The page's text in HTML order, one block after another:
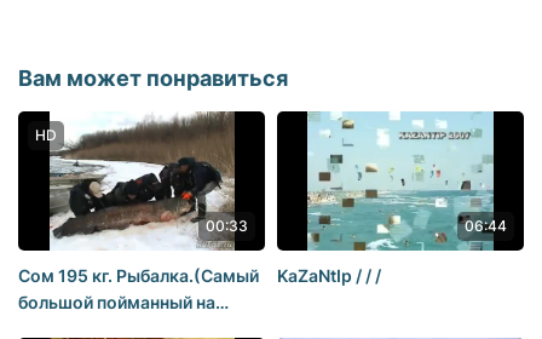
Вам может понравиться
HD
00:33
Сом 195 кг. Рыбалка.(Самый
большой пойманный на
06:44
KaZaNtIp / / /